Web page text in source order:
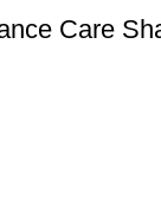
Care